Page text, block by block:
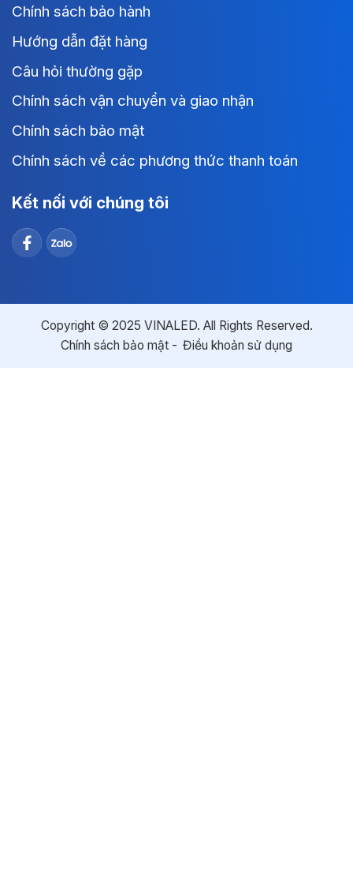
Chính sách bảo hành
Hướng dẫn đặt hàng
Câu hỏi thường gặp
Chính sách vận chuyển và giao nhận
Chính sách bảo mật
Chính sách về các phương thức thanh toán
Kết nối với chúng tôi
Copyright © 2025 VINALED. All Rights Reserved.
Chính sách bảo mật
Điều khoản sử dụng